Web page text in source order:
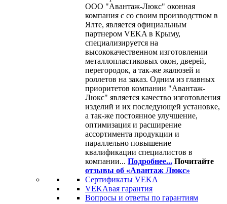
ООО "Авантаж-Люкс" оконная
компания с со своим производством в
Ялте, является официальным
партнером VEKA в Крыму,
специализируется на
высококачественном изготовлении
металлопластиковых окон, дверей,
перегородок, а так-же жалюзей и
роллетов на заказ. Одним из главных
приоритетов компании "Авантаж-
Люкс" является качество изготовления
изделий и их последующей установке,
а так-же постоянное улучшение,
оптимизация и расширение
ассортимента продукции и
параллельно повышение
квалификации специалистов в
компании... Подробнее... Почитайте
отзывы об «Авантаж Люкс»
Сертификаты VEKA
VEKAвая гарантия
Вопросы и ответы по гарантиям